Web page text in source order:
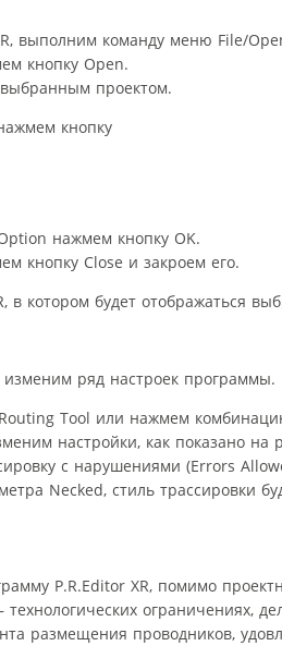
выполним команду меню File/
кнопку Open.
проектом.
кнопку
нажмем кнопку OK.
кнопку Close и закроем его.
в котором будет отображаться
изменим ряд настроек программы.
Tool или нажмем
настройки, как показано
с нарушениями (Errors
Necked, стиль трассировки
P.R.Editor XR, помимо
ограничениях,
размещения проводников,